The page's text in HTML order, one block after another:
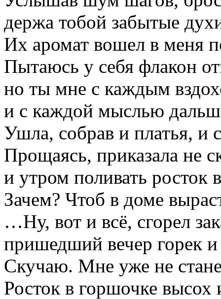
держа тобой забытые
Их аромат вошел в меня
Пытаюсь у себя флакон
но ты мне с каждым
и с каждой мыслью
Ушла, собрав и платья, и
Прощаясь, приказала не
и утром поливать росток
Зачем? Чтоб в доме
…Ну, вот и всё, сгорел
пришедший вечер горек и
Скучаю. Мне уже не
Росток в горшочке высох